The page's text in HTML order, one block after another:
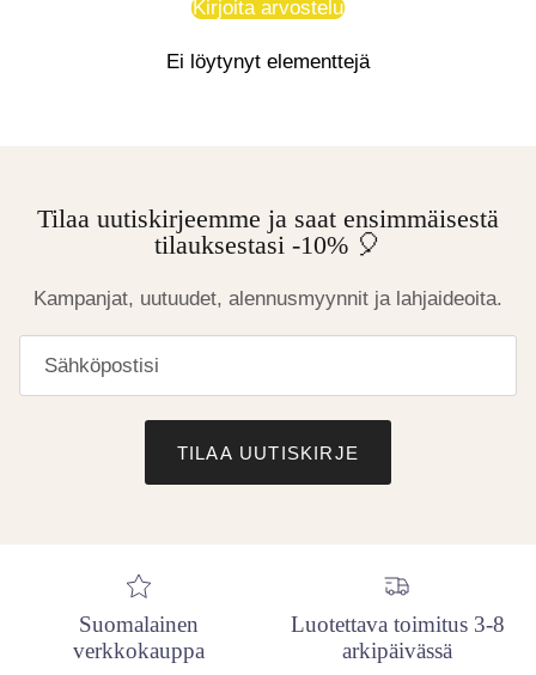
Kirjoita arvostelu
Ei löytynyt elementtejä
Tilaa uutiskirjeemme ja saat ensimmäisestä
tilauksestasi -10% 🎈
Kampanjat, uutuudet, alennusmyynnit ja lahjaideoita.
TILAA UUTISKIRJE
Suomalainen
verkkokauppa
Luotettava toimitus 3-8
arkipäivässä